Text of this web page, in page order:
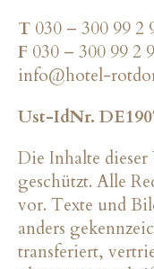
T 030 – 300 99 2
F 030 – 300 99 2
info@hotel-
Ust-IdNr.
Die Inhalte
geschützt. Alle
vor. Texte und
anders
transferiert,